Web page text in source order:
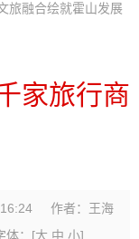
旅融合绘就霍山发展
家旅行商
作者：王海
体： [大 中 小]